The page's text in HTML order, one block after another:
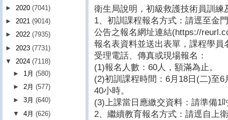
衛生局說明，初級救護技術員訓練
1、初訓課程報名方式：請逕至金
公告之報名網址連結(https://
報名表資料並送出表單，課程學
受理電話、傳真或現場報名：
(1)報名人數：60人，額滿為止。
(2)初訓課程時間：6月18日(二)至
40小時。
(3)上課當日應繳交資料：請準備1
2、繼續教育報名方式：請逕自上
► 2020 (7041)
► 2021 (9014)
► 2022 (7935)
► 2023 (7731)
▼ 2024 (7118)
► 1月(580)
►2月(577)
►3月(640)
▼4月(626)